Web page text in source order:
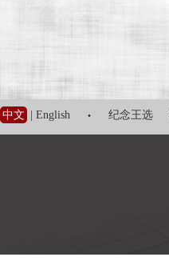
中文 English · 纪念王选